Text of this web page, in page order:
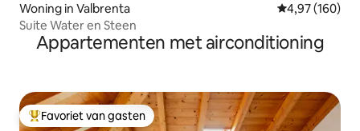
Woning in Valbrenta Gemiddelde
4,97 (160)
Suite Water en Steen
Appartementen met airconditioning
Topfavoriet van gasten
Favoriet van gasten